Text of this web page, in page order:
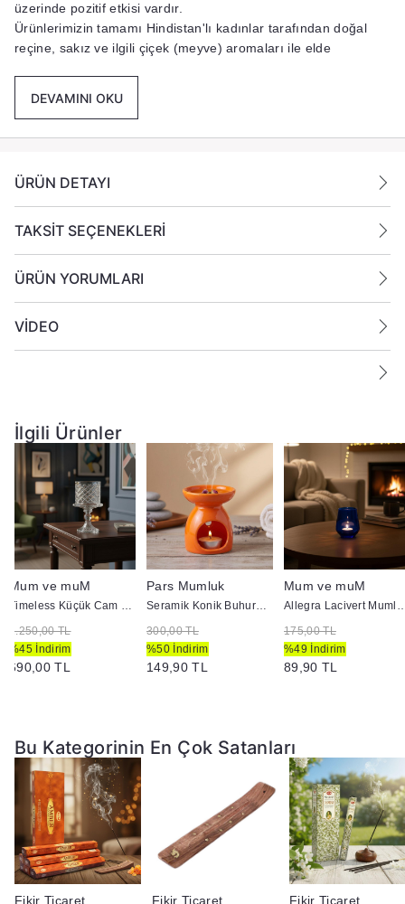
üzerinde pozitif etkisi vardır.
Ürünlerimizin tamamı Hindistan'lı kadınlar tarafından doğal
reçine, sakız ve ilgili çiçek (meyve) aromaları ile elde
Not :1 Tütsü çubuğunun ortalama yanma süresi 30 dakikadır.
DEVAMINI OKU
ÜRÜN DETAYI
TAKSİT SEÇENEKLERİ
ÜRÜN YORUMLARI
VİDEO
İlgili Ürünler
Mum ve muM
Timeless Küçük Cam Mumluk
1.250,00 TL
%45 İndirim
690,00 TL
Pars Mumluk
Seramik Konik Buhurdanlık Turuncu
300,00 TL
%50 İndirim
149,90 TL
Mum ve muM
Allegra Lacivert
175,00 TL
%49 İndirim
89,90 TL
Bu Kategorinin En Çok Satanları
Fikir Ticaret Fikir Ticaret Fikir Ticaret